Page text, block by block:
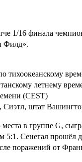
1/16 финала
Филд».
тихоокеанскому
летнему
(CEST)
Сиэтл, штат
в группе G,
5:1. Сенегал прошёл
поражений от